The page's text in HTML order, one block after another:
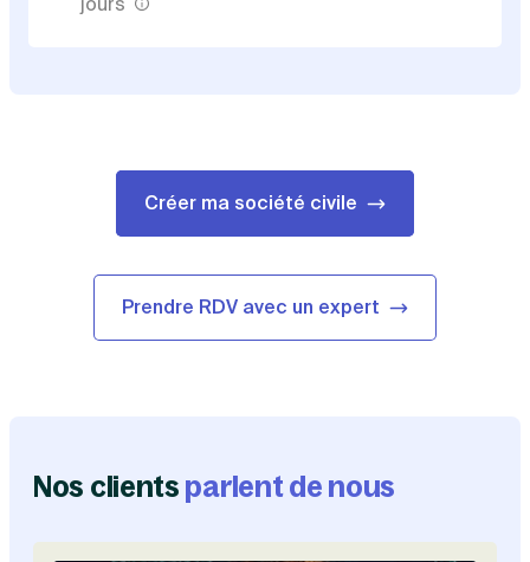
Créer ma société civile
Prendre RDV avec un expert
Nos clients parlent de nous